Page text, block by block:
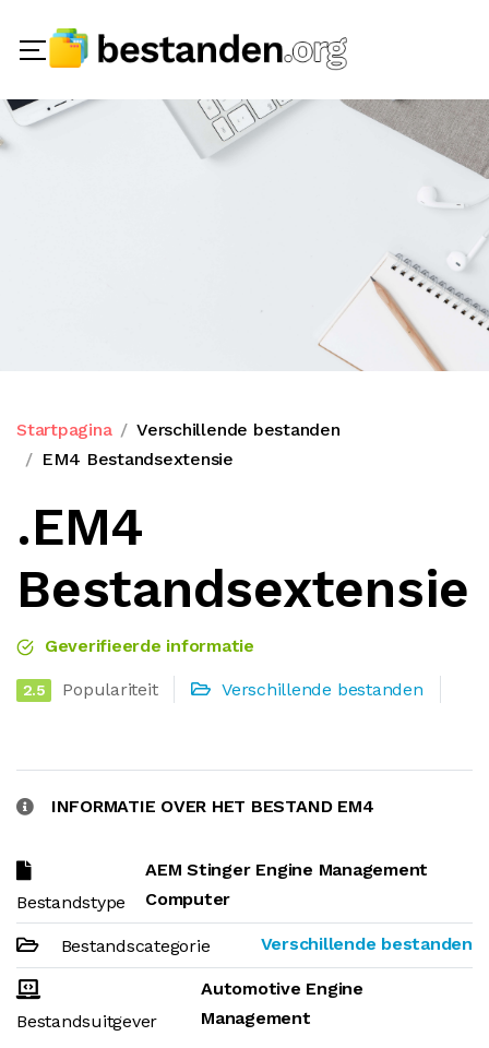
Startpagina
Verschillende bestanden
EM4 Bestandsextensie
.EM4
Bestandsextensie
Geverifieerde informatie
2.5 Populariteit Verschillende bestanden
INFORMATIE OVER HET BESTAND EM4
Bestandstype
AEM Stinger Engine Management
Computer
Bestandscategorie Verschillende bestanden
Bestandsuitgever
Automotive Engine
Management